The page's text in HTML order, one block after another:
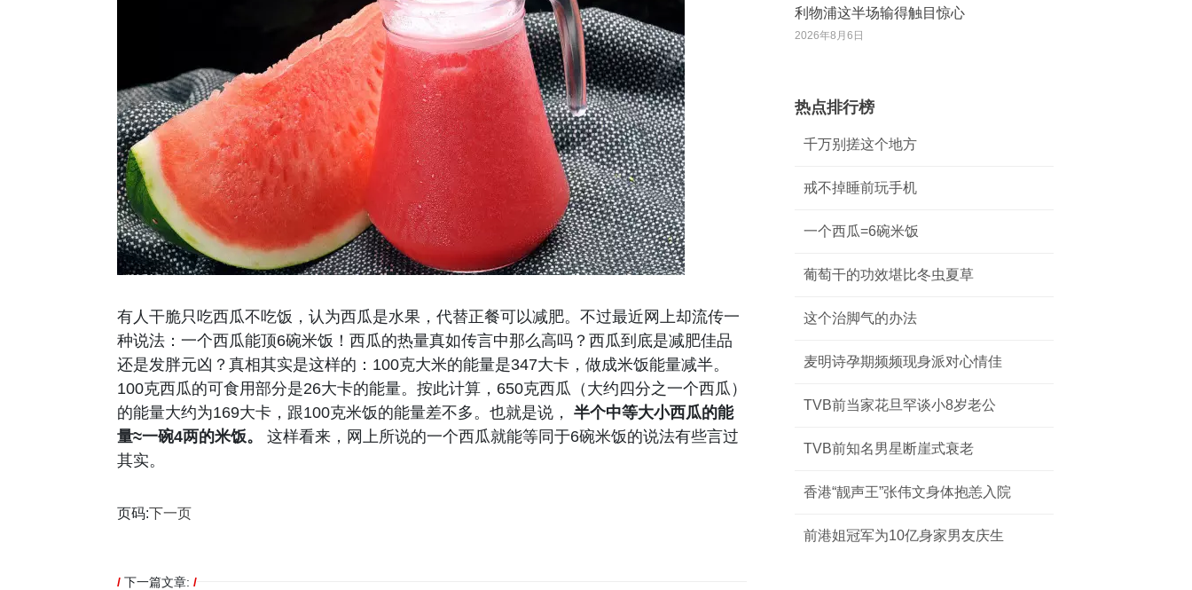
有人干脆只吃西瓜不吃饭，认为西瓜是水果，代替正餐可以减肥。不过最近网上却流传一
种说法：一个西瓜能顶6碗米饭！西瓜的热量真如传言中那么高吗？西瓜到底是减肥佳品
还是发胖元凶？真相其实是这样的：100克大米的能量是347大卡，做成米饭能量减半。
100克西瓜的可食用部分是26大卡的能量。按此计算，650克西瓜（大约四分之一个西瓜）
的能量大约为169大卡，跟100克米饭的能量差不多。也就是说， 半个中等大小西瓜的能
量≈一碗4两的米饭。 这样看来，网上所说的一个西瓜就能等同于6碗米饭的说法有些言过
其实。
页码:下一页
/ 下一篇文章: /
利物浦这半场输得触目惊心
2026年8月6日
热点排行榜
千万别搓这个地方
戒不掉睡前玩手机
一个西瓜=6碗米饭
葡萄干的功效堪比冬虫夏草
这个治脚气的办法
麦明诗孕期频频现身派对心情佳
TVB前当家花旦罕谈小8岁老公
TVB前知名男星断崖式衰老
香港“靓声王”张伟文身体抱恙入院
前港姐冠军为10亿身家男友庆生